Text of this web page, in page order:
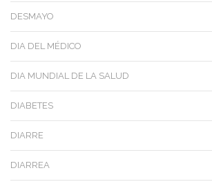
DESMAYO
DIA DEL MÉDICO
DIA MUNDIAL DE LA SALUD
DIABETES
DIARRE
DIARREA